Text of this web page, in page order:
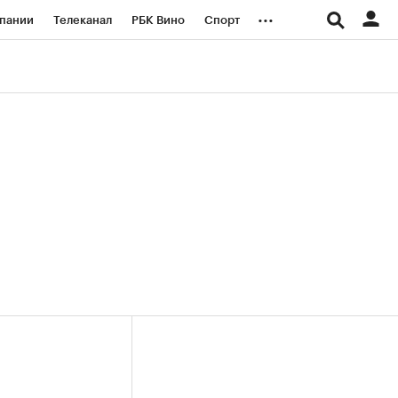
Телеканал РБК Вино Спорт ...